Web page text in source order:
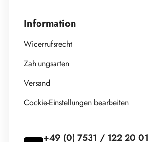
Information
Widerrufsrecht
Zahlungsarten
Versand
Cookie-Einstellungen bearbeiten
+49 (0) 7531 / 122 20 01